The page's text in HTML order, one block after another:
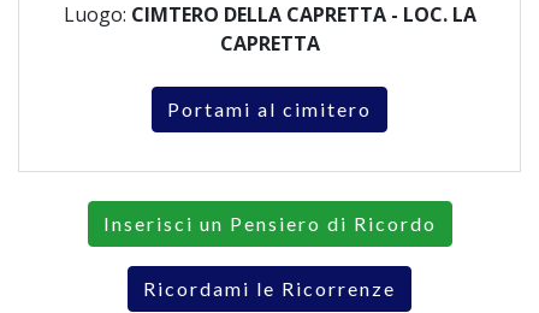
Luogo: CIMTERO DELLA CAPRETTA - LOC. LA
CAPRETTA
Portami al cimitero
Inserisci un Pensiero di Ricordo
Ricordami le Ricorrenze